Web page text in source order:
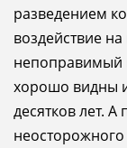
разведением
воздействие
непоправимый
хорошо видны
десятков лет.